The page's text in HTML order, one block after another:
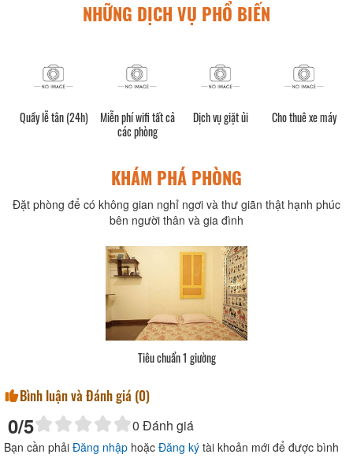
NHỮNG DỊCH VỤ PHỔ BIẾN
Quầy lễ tân (24h)
Miễn phí wifi tất cả
các phòng
Dịch vụ giặt ủi Cho thuê xe máy
KHÁM PHÁ PHÒNG
Đặt phòng để có không gian nghỉ ngơi và thư giãn thật hạnh phúc
bên người thân và gia đình
Tiêu chuẩn 1 giường
Bình luận và Đánh giá (0)
0/5 0 Đánh giá
Bạn cần phải Đăng nhập hoặc Đăng ký tài khoản mới để được bình